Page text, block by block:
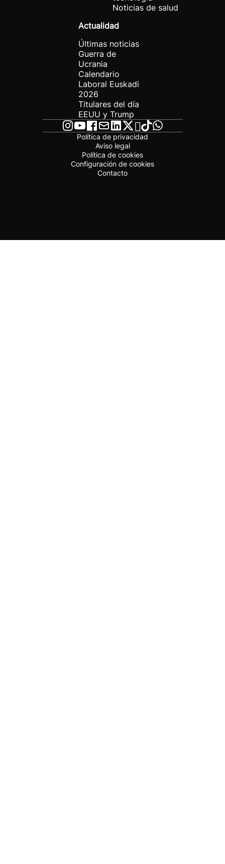
Noticias de salud
Actualidad
Últimas noticias
Guerra de
Ucrania
Calendario
Laboral Euskadi
2026
Titulares del día
EEUU y Trump
Política de privacidad
Aviso legal
Política de cookies
Configuración de cookies
Contacto